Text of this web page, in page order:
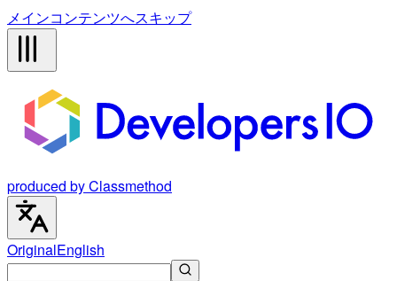
メインコンテンツへスキップ
produced by Classmethod
OriginalEnglish